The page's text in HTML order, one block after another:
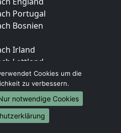
Portugal
Bosnien
Irland
Lettland
Zypern
Kroatien
Estland
Finnland
Frankreich
Cookies um die
zu verbessern.
notwendige Cookies